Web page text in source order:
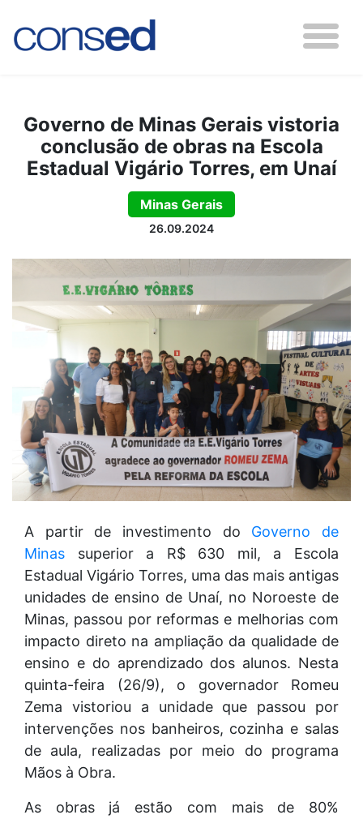
Governo de Minas Gerais vistoria
conclusão de obras na Escola
Estadual Vigário Torres, em Unaí
Minas Gerais
26.09.2024
A partir de investimento do Governo de
Minas superior a R$ 630 mil, a Escola
Estadual Vigário Torres, uma das mais antigas
unidades de ensino de Unaí, no Noroeste de
Minas, passou por reformas e melhorias com
impacto direto na ampliação da qualidade de
ensino e do aprendizado dos alunos. Nesta
quinta-feira (26/9), o governador Romeu
Zema vistoriou a unidade que passou por
intervenções nos banheiros, cozinha e salas
de aula, realizadas por meio do programa
Mãos à Obra.
As obras já estão com mais de 80%